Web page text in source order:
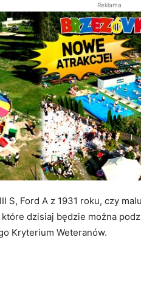
Reklama
S, Ford A z 1931 roku, czy
dzisiaj będzie można
Kryterium Weteranów.